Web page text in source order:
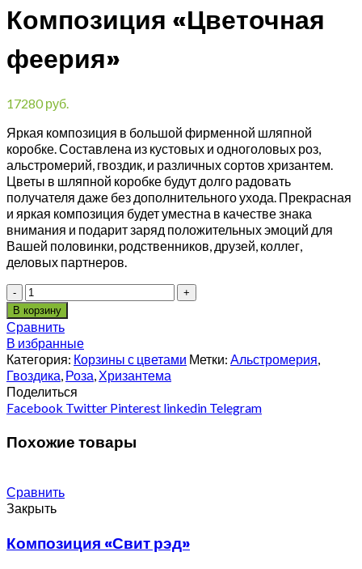
Композиция «Цветочная
феерия»
17280руб.
Яркая композиция в большой фирменной шляпной
коробке. Составлена из кустовых и одноголовых роз,
альстромерий, гвоздик, и различных сортов хризантем.
Цветы в шляпной коробке будут долго радовать
получателя даже без дополнительного ухода. Прекрасная
и яркая композиция будет уместна в качестве знака
внимания и подарит заряд положительных эмоций для
Вашей половинки, родственников, друзей, коллег,
деловых партнеров.
Количество
В корзину
Сравнить
В избранные
Категория: Корзины с цветами Метки: Альстромерия,
Гвоздика, Роза, Хризантема
Поделиться
Facebook Twitter Pinterest linkedin Telegram
Похожие товары
Сравнить
Закрыть
Композиция «Свит рэд»